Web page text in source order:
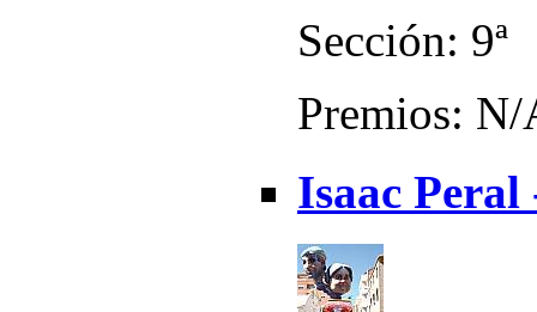
Sección: 9ª
Premios: N/
Isaac